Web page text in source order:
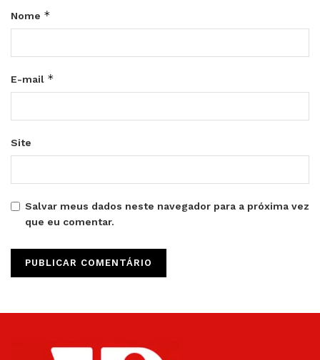
Nome *
E-mail *
Site
Salvar meus dados neste navegador para a próxima vez
que eu comentar.